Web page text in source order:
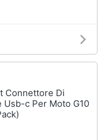
Connettore Di
Usb-c Per Moto G10